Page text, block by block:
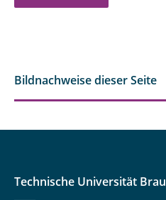
Bildnachweise dieser Seite
Technische Universität